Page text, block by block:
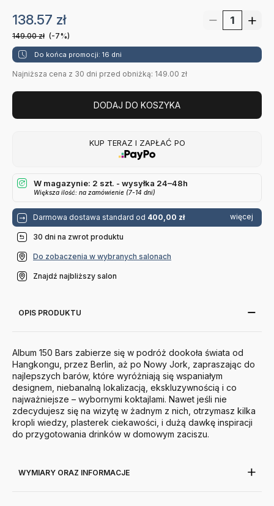
138.57 zł
149.00zł (-7%)
Do końca promocji: 16 dni
Najniższa cena z 30 dni przed obniżką: 149.00 zł
DODAJ DO KOSZYKA
KUP TERAZ I ZAPŁAĆ PO
W magazynie: 2 szt. - wysyłka 24–48h
Większa ilość: na zamówienie (7-14 dni)
Darmowa dostawa standard od 400,00 zł więcej
30 dni na zwrot produktu
Do zobaczenia w wybranych salonach
Znajdź najbliższy salon
OPIS PRODUKTU
Album 150 Bars zabierze się w podróż dookoła świata od
Hangkongu, przez Berlin, aż po Nowy Jork, zapraszając do
najlepszych barów, które wyróżniają się wspaniałym
designem, niebanalną lokalizacją, ekskluzywnością i co
najważniejsze – wybornymi koktajlami. Nawet jeśli nie
zdecydujesz się na wizytę w żadnym z nich, otrzymasz kilka
kropli wiedzy, plasterek ciekawości, i dużą dawkę inspiracji
do przygotowania drinków w domowym zaciszu.
WYMIARY ORAZ INFORMACJE